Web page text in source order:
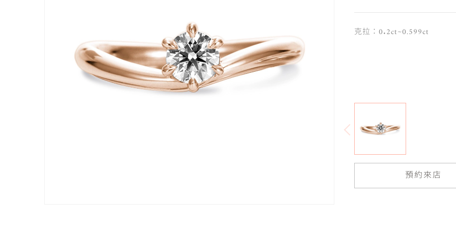
克拉：0.2ct~0.599ct
預約來店